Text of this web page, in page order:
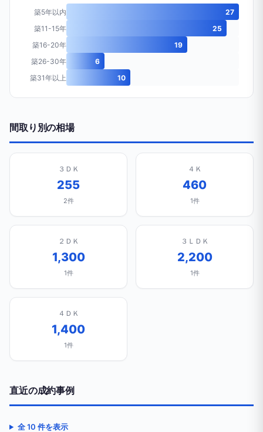
築5年以内
27
築11-15年
25
築16-20年
19
築26-30年
6
築31年以上
10
間取り別の相場
３ＤＫ
255
2件
４Ｋ
460
1件
２ＤＫ
1,300
1件
３ＬＤＫ
2,200
1件
４ＤＫ
1,400
1件
直近の成約事例
全 10 件を表示